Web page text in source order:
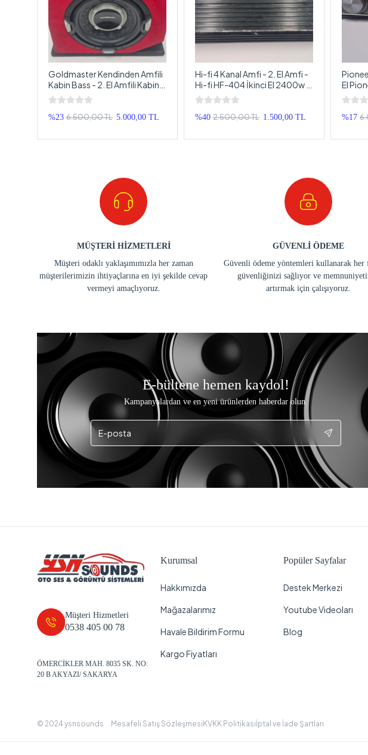
Goldmaster Kendinden Amfili
Kabin Bass - 2. El Amfili Kabin
Bass - İkinci El Aktif 30cm
Kabin Bass
%23 6.500,00 TL 5.000,00 TL
Hi-fi 4 Kanal Amfi - 2. El Amfi -
Hi-fi HF-404 İkinci El 2400w 4
Kanal Anfi
%40 2.500,00 TL 1.500,00 TL
El
İkinci
Seri
%17
MÜŞTERİ HİZMETLERİ
Müşteri odaklı yaklaşımımızla her zaman
müşterilerimizin ihtiyaçlarına en iyi şekilde cevap
vermeyi amaçlıyoruz.
GÜVENLİ ÖDEME
Güvenli ödeme yöntemleri kullanarak her
güvenliğinizi sağlıyor ve
artırmak için çalışıyoruz.
E-bültene hemen kaydol!
Kampanyalardan ve en yeni ürünlerden haberdar olun.
Müşteri Hizmetleri
0538 405 00 78
ÖMERCİKLER MAH. 8035 SK. NO:
20 B AKYAZI/ SAKARYA
Kurumsal
Hakkımızda
Mağazalarımız
Havale Bildirim Formu
Kargo Fiyatları
Popüler Sayfalar
Destek Merkezi
Youtube Videoları
Blog
© 2024 ysnsounds Mesafeli Satış Sözleşmesi KVKK Politikasıİptal ve İade Şartları